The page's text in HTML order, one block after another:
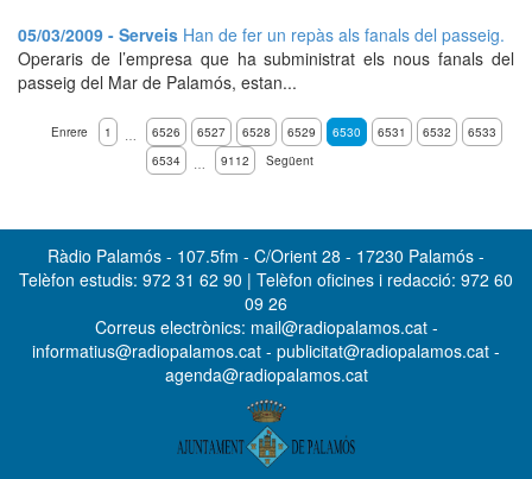
05/03/2009 - Serveis Han de fer un repàs als fanals del passeig.
Operaris de l’empresa que ha subministrat els nous fanals del
passeig del Mar de Palamós, estan...
Enrere 1 … 6526 6527 6528 6529 6530 6531 6532
6533
6534
… 9112 Següent
Ràdio Palamós - 107.5fm - C/Orient 28 - 17230 Palamós -
Telèfon estudis: 972 31 62 90 | Telèfon oficines i redacció: 972 60
09 26
Correus electrònics: mail@radiopalamos.cat -
informatius@radiopalamos.cat - publicitat@radiopalamos.cat -
agenda@radiopalamos.cat